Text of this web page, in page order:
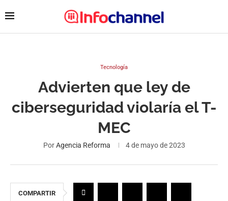
Tecnología
Advierten que ley de
ciberseguridad violaría el T-
MEC
PorAgencia Reforma 4 de mayo de 2023
COMPARTIR